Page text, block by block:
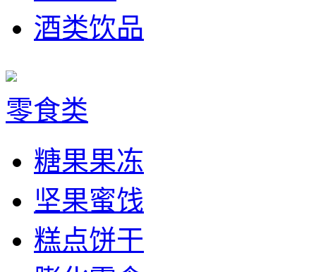
酒类饮品
零食类
糖果果冻
坚果蜜饯
糕点饼干